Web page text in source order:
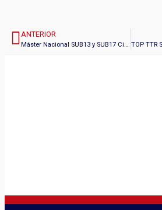
ANTERIOR
Máster Nacional SUB13 y SUB17 Ciudad de Santander (7-8 Septiembre 2024)